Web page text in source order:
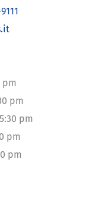
pm
pm
pm
pm
pm